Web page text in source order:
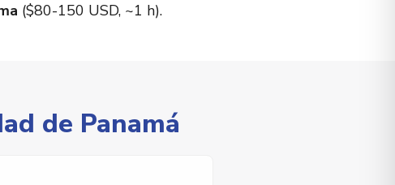
($80-150 USD, ~1 h).
de Panamá